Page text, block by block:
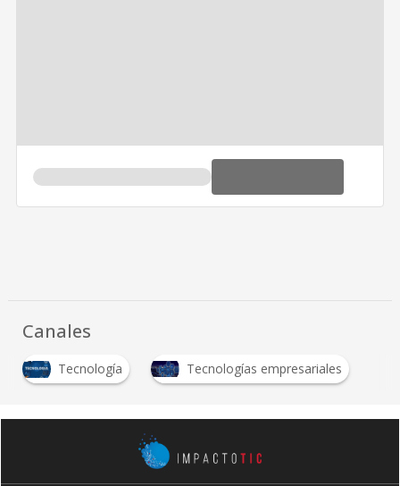
Canales
Tecnología Tecnologías empresariales